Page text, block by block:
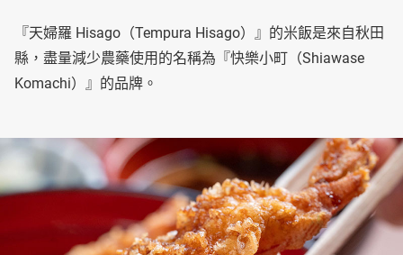
『天婦羅 Hisago（Tempura Hisago）』的米飯是來自秋田
縣，盡量減少農藥使用的名稱為『快樂小町（Shiawase
Komachi）』的品牌。